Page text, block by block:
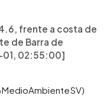
4.6, frente a costa de
de Barra de
01, 02:55:00]